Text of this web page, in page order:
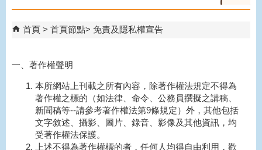
首頁 首頁節點 免責及隱私權宣告
一、著作權聲明
本所網站上刊載之所有內容，除著作權法規定不得為
著作權之標的（如法律、命令、公務員撰擬之講稿、
新聞稿等--請參考著作權法第9條規定）外，其他包括
文字敘述、攝影、圖片、錄音、影像及其他資訊，均
受著作權法保護。
上述不得為著作權標的者，任何人均得自由利用，歡